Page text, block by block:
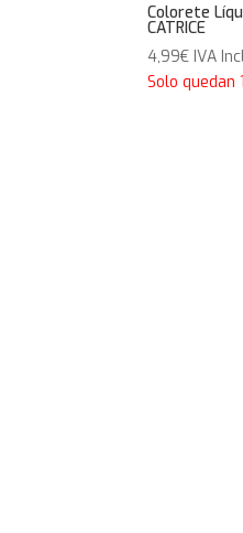
Colorete
CATRICE
4,99€ IVA
Solo quedan